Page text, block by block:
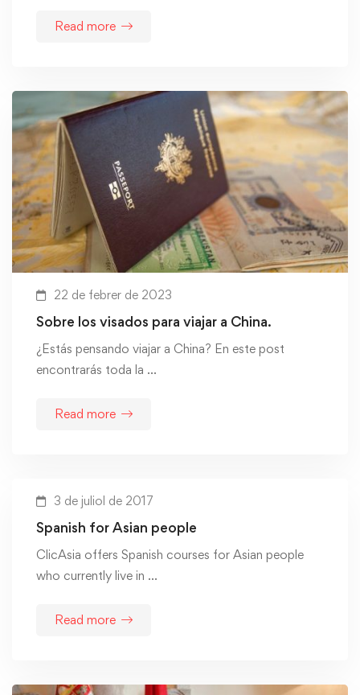
Read more
22 de febrer de 2023
Sobre los visados para viajar a China.
¿Estás pensando viajar a China? En este post
encontrarás toda la …
Read more
3 de juliol de 2017
Spanish for Asian people
ClicAsia offers Spanish courses for Asian people
who currently live in …
Read more